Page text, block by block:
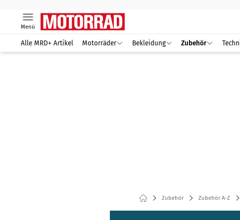
Menü
Alle MRD+ Artikel Motorräder Bekleidung Zubehör
Zubehör Zubehör A-Z